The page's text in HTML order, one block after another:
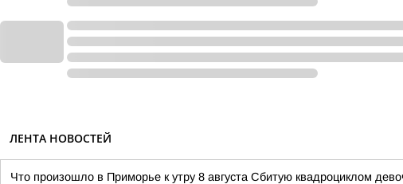
ЛЕНТА НОВОСТЕЙ
Что произошло в Приморье к утру 8 августа Сбитую квадроциклом